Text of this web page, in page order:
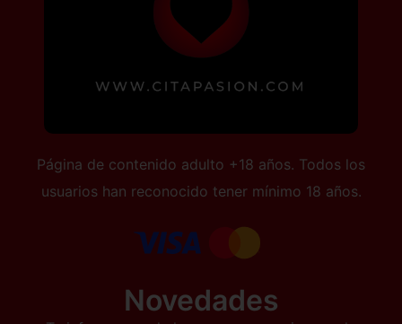
Página de contenido adulto +18 años. Todos los
usuarios han reconocido tener mínimo 18 años.
Novedades